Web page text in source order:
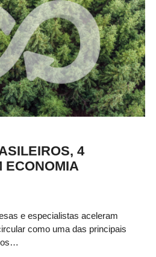
4
ECONOMIA
e especialistas aceleram
como uma das principais
os…